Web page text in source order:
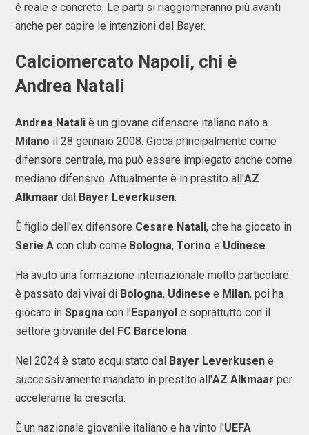
è reale e concreto. Le parti si riaggiorneranno più avanti
anche per capire le intenzioni del Bayer.
Calciomercato Napoli, chi è
Andrea Natali
Andrea Natali è un giovane difensore italiano nato a
Milano il 28 gennaio 2008. Gioca principalmente come
difensore centrale, ma può essere impiegato anche come
mediano difensivo. Attualmente è in prestito all'AZ
Alkmaar dal Bayer Leverkusen.
È figlio dell'ex difensore Cesare Natali, che ha giocato in
Serie A con club come Bologna, Torino e Udinese.
Ha avuto una formazione internazionale molto particolare:
è passato dai vivai di Bologna, Udinese e Milan, poi ha
giocato in Spagna con l'Espanyol e soprattutto con il
settore giovanile del FC Barcelona.
Nel 2024 è stato acquistato dal Bayer Leverkusen e
successivamente mandato in prestito all'AZ Alkmaar per
accelerarne la crescita.
È un nazionale giovanile italiano e ha vinto l'UEFA